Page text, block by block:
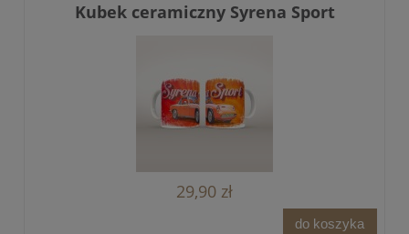
Kubek ceramiczny Syrena Sport
29,90 zł
do koszyka